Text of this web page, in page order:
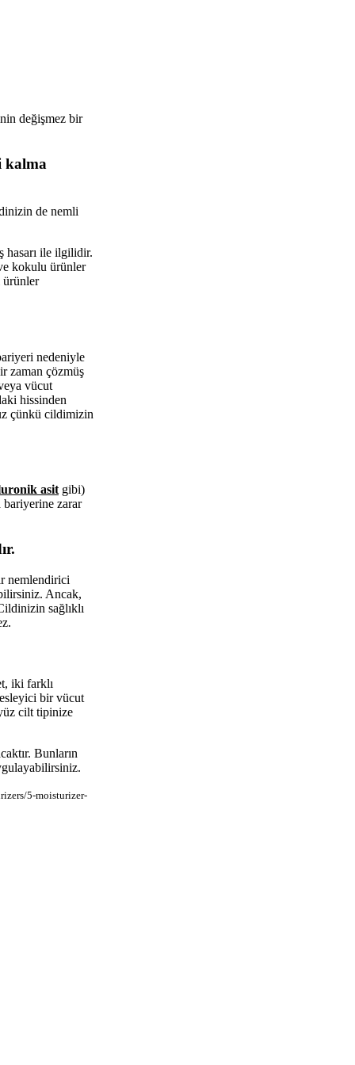
değişmez bir
kalma
de nemli
hasarı ile ilgilidir.
kokulu ürünler
ürünler
nedeniyle
zaman çözmüş
vücut
hissinden
çünkü cildimizin
asit gibi)
zarar
nemlendirici
Ancak,
sağlıklı
iki farklı
bir vücut
cilt tipinize
Bunların
5-moisturizer-